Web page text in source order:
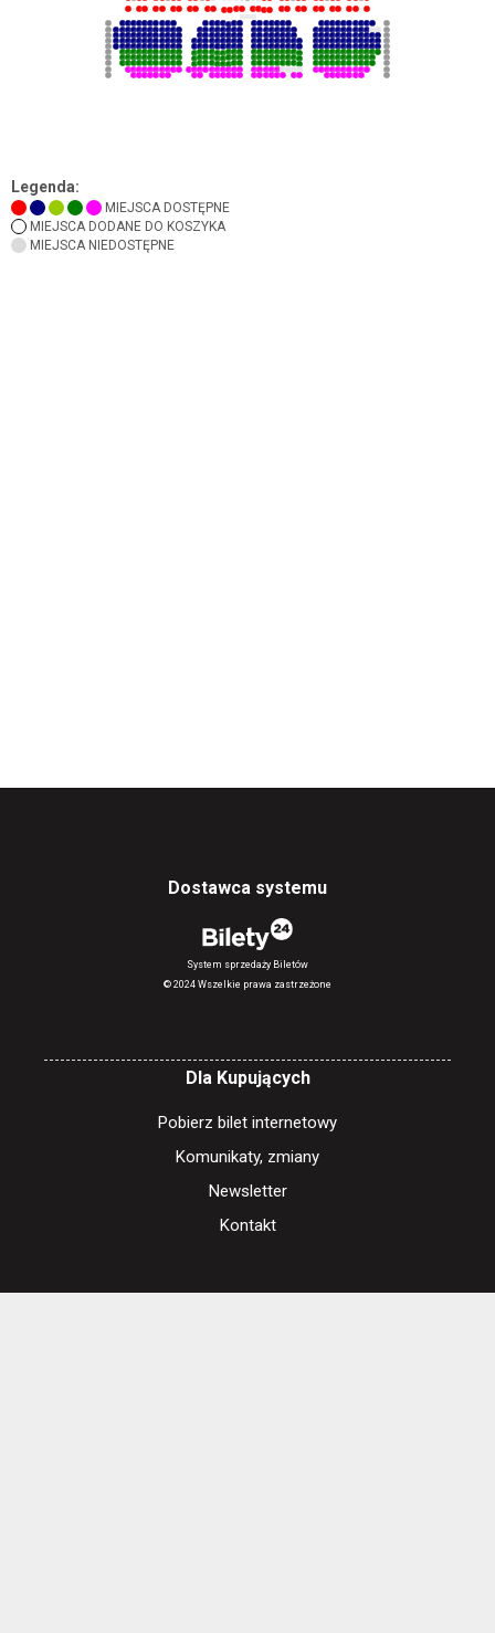
Legenda:
MIEJSCA DOSTĘPNE
MIEJSCA DODANE DO KOSZYKA
MIEJSCA NIEDOSTĘPNE
Dostawca systemu
System sprzedaży Biletów
© 2024 Wszelkie prawa zastrzeżone
Dla Kupujących
Pobierz bilet internetowy
Komunikaty, zmiany
Newsletter
Kontakt